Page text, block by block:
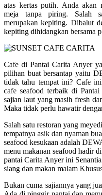
atas kertas putih. Anda akan
meja tanpa piring. Salah
merupakan kepiting. Dibalut
kepiting dihidangkan bersama
Cafe di Pantai Carita Anyer
pilihan buat bersantap yaitu
tidak tahu tempat ini? Cafe
cafe seafood terbaik di
sajian laut yang masih fresh
Maka tidak perlu hawatir
Salah satu restoran yang
tempatnya asik dan nyaman
seafood kesukaan adalah
menu makanan seafood hadir
pantai Carita Anyer ini
siang dan makan malam
Bukan cuma sajiannya yang